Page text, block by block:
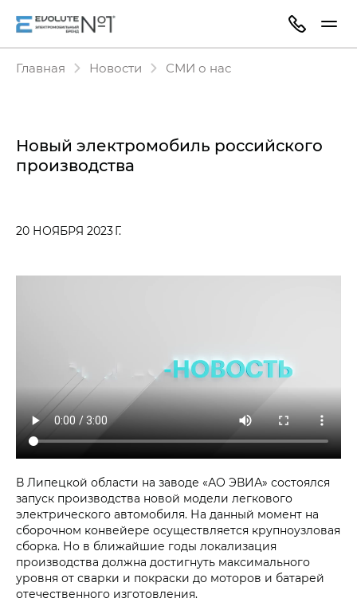
Главная Новости СМИ о нас
Новый электромобиль российского
производства
20 НОЯБРЯ 2023 Г.
В Липецкой области на заводе «АО ЭВИА» состоялся
запуск производства новой модели легкового
электрического автомобиля. На данный момент на
сборочном конвейере осуществляется крупноузловая
сборка. Но в ближайшие годы локализация
производства должна достигнуть максимального
уровня от сварки и покраски до моторов и батарей
отечественного изготовления.